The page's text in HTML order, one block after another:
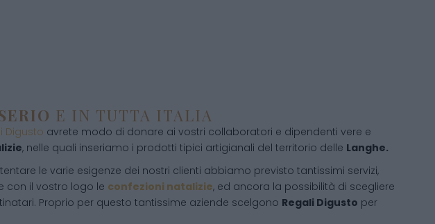
E IN TUTTA ITALIA
Digusto avrete modo di donare ai vostri collaboratori e dipendenti vere e
, nelle quali inseriamo i prodotti tipici artigianali del territorio delle Langhe.
le varie esigenze dei nostri clienti abbiamo previsto tantissimi servizi,
con il vostro logo le confezioni natalizie, ed ancora la possibilità di scegliere
Proprio per questo tantissime aziende scelgono Regali Digusto per